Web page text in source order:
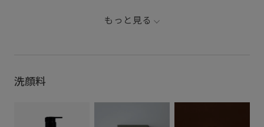
もっと見る
洗顔料